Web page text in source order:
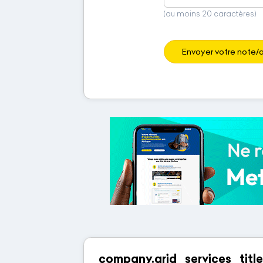
(au moins 20 caractères)
Envoyer votre note/
company.grid_services_title